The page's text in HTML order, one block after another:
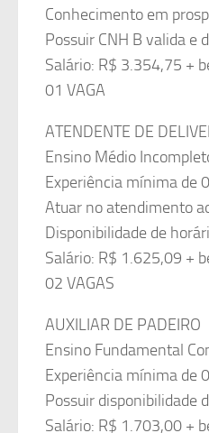
Conhecimento em
Possuir CNH B valida e
Salário: R$ 3.354,75 +
01 VAGA
ATENDENTE DE
Ensino Médio
Experiência mínima de
Atuar no atendimento
Disponibilidade de
Salário: R$ 1.625,09 +
02 VAGAS
AUXILIAR DE PADEIRO
Ensino Fundamental
Experiência mínima de
Possuir disponibilidade
Salário: R$ 1.703,00 +